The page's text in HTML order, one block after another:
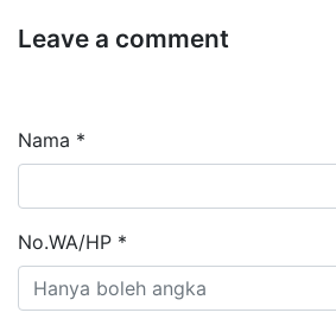
Leave a comment
Nama *
No.WA/HP *